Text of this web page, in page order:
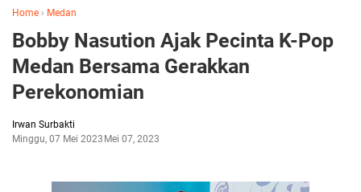
Home › Medan
Bobby Nasution Ajak Pecinta K-Pop
Medan Bersama Gerakkan
Perekonomian
Irwan Surbakti
Minggu, 07 Mei 2023 Mei 07, 2023